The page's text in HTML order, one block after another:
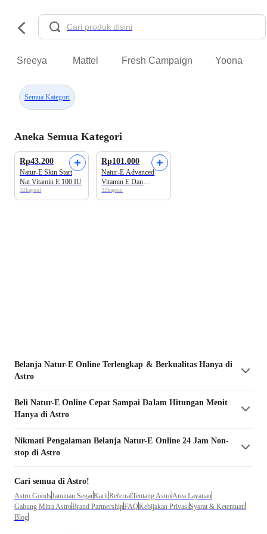
Sreeya Mattel Fresh Campaign Yoona
Semua Kategori
Aneka Semua Kategori
Rp43.200
Natur-E Skin Start
Nat Vitamin E 100 IU
32kapsul
Rp101.000
Natur-E Advanced
Vitamin E Dan
Astaxanthin
32kapsul
BelanjaNatur-E Online Terlengkap & Berkualitas Hanya di
Astro
BeliNatur-E Online Cepat Sampai Dalam Hitungan Menit
Hanya di Astro
Nikmati Pengalaman BelanjaNatur-E Online 24 Jam Non-
stop di Astro
Cari semua di Astro!
Astro GoodsJaminan SegarKarirReferralTentang AstroArea Layanan
Gabung Mitra AstroBrand PartnershipFAQKebijakan PrivasiSyarat & Ketentuan
Blog